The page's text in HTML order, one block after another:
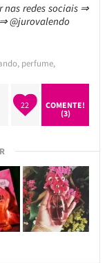
nas redes sociais ⇒
@jurovalendo
, perfume,
22
COMENTE!
(3)